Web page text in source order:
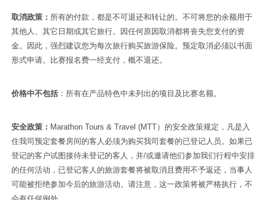
取消政策： 所有的付款，都是不可退还和转让的。不可将您的余额用于
其他人、其它日期或其它旅行。因任何原因取消都将丧失您支付的资
金。因此，强烈建议您为每次旅行购买旅游保险。预定取消必须以书面
形式申请。比赛报名费一经支付，概不退还。
价格中不包括 ：所有在产品特色中未列出的项目及比赛名额。
安全政策： Marathon Tours & Travel (MTT）的安全政策规定，凡是入
住我司预定套餐房间的客人必须为购买我司套餐的已登记人员。如果已
登记的客户试图接待未登记的客人，并/或邀请他们参加我们行程中安排
的任何活动，已登记客人的旅游套餐将被取消且费用不予返还，当事人
可能被拒绝参加今后的旅游活动。请注意，这一政策将被严格执行，不